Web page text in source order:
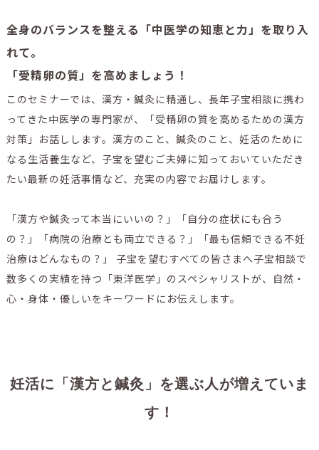
全身のバランスを整える「中医学の知恵と力」を取り入
れて。
「受精卵の質」を高めましょう！
このセミナーでは、漢方・鍼灸に精通し、長年子宝相談に携わ
ってきた中医学の専門家が、「受精卵の質を高めるための漢方
対策」お話しします。漢方のこと、鍼灸のこと、妊活のために
なる生活養生など、子宝を望むご夫婦に知っておいていただき
たい最新の妊活事情など、充実の内容でお届けします。
「漢方や鍼灸って本当にいいの？」「自分の症状にも合う
の？」「病院の治療とも両立できる？」「最も信頼できる不妊
治療はどんなもの？」 子宝を望むすべての皆さまへ子宝相談で
数多くの実績を持つ「東洋医学」のスペシャリストが、自然・
心・身体・優しいをキーワードにお伝えします。
妊活に「漢方と鍼灸」を選ぶ人が増えていま
す！